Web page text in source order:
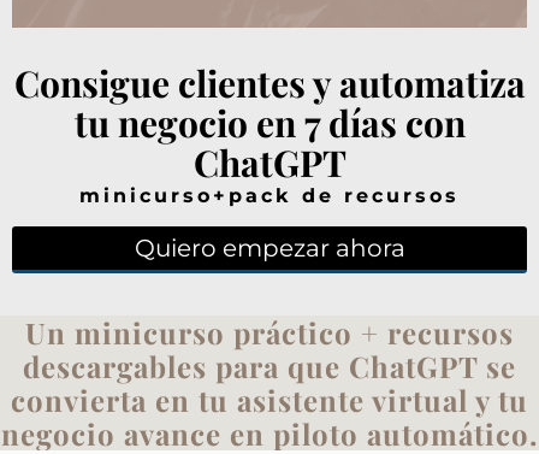
Consigue clientes y automatiza
tu negocio en 7 días con
ChatGPT
minicurso+pack de recursos
Quiero empezar ahora
Un minicurso práctico + recursos
descargables para que ChatGPT se
convierta en tu asistente virtual y tu
negocio avance en piloto automático.